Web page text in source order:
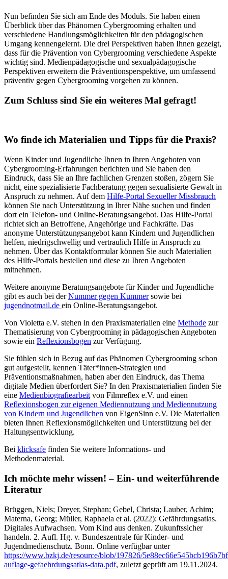
Nun befinden Sie sich am Ende des Moduls. Sie haben einen
Überblick über das Phänomen Cybergrooming erhalten und
verschiedene Handlungsmöglichkeiten für den pädagogischen
Umgang kennengelernt. Die drei Perspektiven haben Ihnen gezeigt,
dass für die Prävention von Cybergrooming verschiedene Aspekte
wichtig sind. Medienpädagogische und sexualpädagogische
Perspektiven erweitern die Präventionsperspektive, um umfassend
präventiv gegen Cybergrooming vorgehen zu können.
Zum Schluss sind Sie ein weiteres Mal gefragt!
Wo finde ich Materialien und Tipps für die Praxis?
Wenn Kinder und Jugendliche Ihnen in Ihren Angeboten von
Cybergrooming-Erfahrungen berichten und Sie haben den
Eindruck, dass Sie an Ihre fachlichen Grenzen stoßen, zögern Sie
nicht, eine spezialisierte Fachberatung gegen sexualisierte Gewalt in
Anspruch zu nehmen. Auf dem Hilfe-Portal Sexueller Missbrauch
können Sie nach Unterstützung in Ihrer Nähe suchen und finden
dort ein Telefon- und Online-Beratungsangebot. Das Hilfe-Portal
richtet sich an Betroffene, Angehörige und Fachkräfte. Das
anonyme Unterstützungsangebot kann Kindern und Jugendlichen
helfen, niedrigschwellig und vertraulich Hilfe in Anspruch zu
nehmen. Über das Kontaktformular können Sie auch Materialien
des Hilfe-Portals bestellen und diese zu Ihren Angeboten
mitnehmen.
Weitere anonyme Beratungsangebote für Kinder und Jugendliche
gibt es auch bei derNummer gegen Kummersowie bei
jugendnotmail.de ein Online-Beratungsangebot.
Von Violetta e.V. stehen in den Praxismaterialien eine Methode zur
Thematisierung von Cybergrooming in pädagogischen Angeboten
sowie ein Reflexionsbogen zur Verfügung.
Sie fühlen sich in Bezug auf das Phänomen Cybergrooming schon
gut aufgestellt, kennen Täter*innen-Strategien und
Präventionsmaßnahmen, haben aber den Eindruck, das Thema
digitale Medien überfordert Sie? In den Praxismaterialien finden Sie
eine Medienbiografiearbeit von Filmreflex e.V. und einen
Reflexionsbogen zur eigenen Mediennutzung und Mediennutzung
von Kindern und Jugendlichen von EigenSinn e.V. Die Materialien
bieten Ihnen Reflexionsmöglichkeiten und Unterstützung bei der
Haltungsentwicklung.
Bei klicksafe finden Sie weitere Informations- und
Methodenmaterial.
Ich möchte mehr wissen! – Ein- und weiterführende
Literatur
Brüggen, Niels; Dreyer, Stephan; Gebel, Christa; Lauber, Achim;
Materna, Georg; Müller, Raphaela et al. (2022): Gefährdungsatlas.
Digitales Aufwachsen. Vom Kind aus denken. Zukunftssicher
handeln. 2. Aufl. Hg. v. Bundeszentrale für Kinder- und
Jugendmedienschutz. Bonn. Online verfügbar unter
https://www.bzkj.de/resource/blob/197826/
auflage-gefaehrdungsatlas-data.pdf, zuletzt geprüft am 19.11.2024.